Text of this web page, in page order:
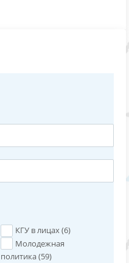
КГУ в лицах (6)
Молодежная
политика (59)